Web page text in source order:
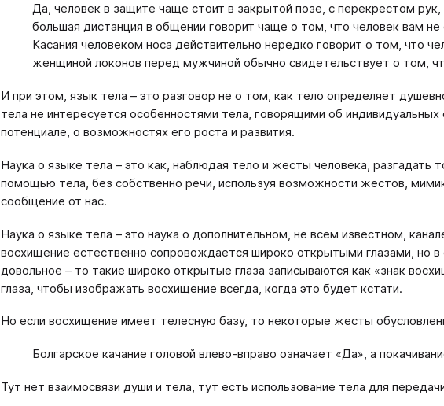
Да, человек в защите чаще стоит в закрытой позе, с перекрестом рук,
большая дистанция в общении говорит чаще о том, что человек вам
Касания человеком носа действительно нередко говорит о том, что
женщиной локонов перед мужчиной обычно свидетельствует о том,
И при этом, язык тела – это разговор не о том, как тело определяет
тела не интересуется особенностями тела, говорящими об
потенциале, о возможностях его роста и развития.
Наука о языке тела – это как, наблюдая тело и жесты человека, разгадать
помощью тела, без собственно речи, используя возможности жестов,
сообщение от нас.
Наука о языке тела – это наука о дополнительном, не всем известном,
восхищение естественно сопровождается широко открытыми глазами, но в
довольное – то такие широко открытые глаза записываются как «знак
глаза, чтобы изображать восхищение всегда, когда это будет кстати.
Но если восхищение имеет телесную базу, то некоторые жесты
Болгарское качание головой влево-вправо означает «Да», а
Тут нет взаимосвязи души и тела, тут есть использование тела для